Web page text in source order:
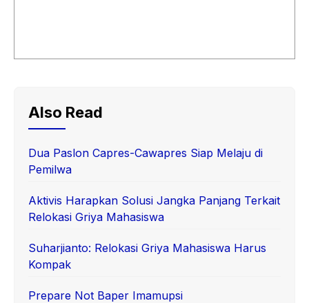
Also Read
Dua Paslon Capres-Cawapres Siap Melaju di
Pemilwa
Aktivis Harapkan Solusi Jangka Panjang Terkait
Relokasi Griya Mahasiswa
Suharjianto: Relokasi Griya Mahasiswa Harus
Kompak
Prepare Not Baper Imamupsi